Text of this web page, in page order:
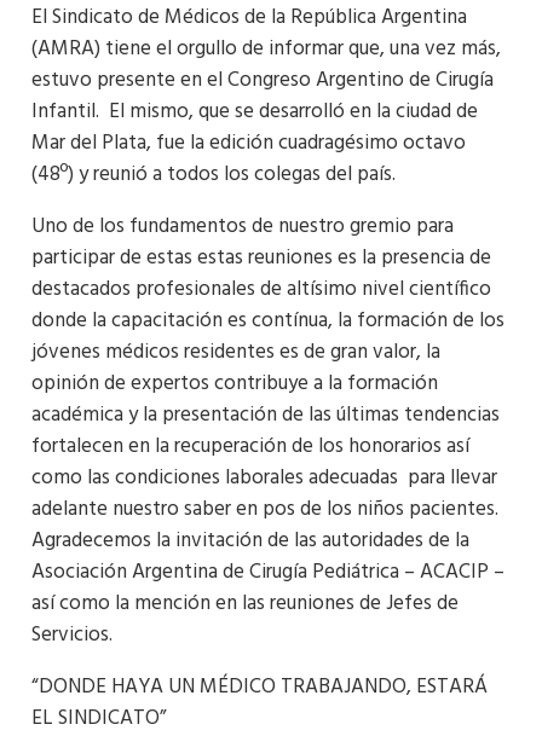
El Sindicato de Médicos de la República Argentina
(AMRA) tiene el orgullo de informar que, una vez más,
estuvo presente en el Congreso Argentino de Cirugía
Infantil. El mismo, que se desarrolló en la ciudad de
Mar del Plata, fue la edición cuadragésimo octavo
(48º) y reunió a todos los colegas del país.
Uno de los fundamentos de nuestro gremio para
participar de estas estas reuniones es la presencia de
destacados profesionales de altísimo nivel científico
donde la capacitación es contínua, la formación de los
jóvenes médicos residentes es de gran valor, la
opinión de expertos contribuye a la formación
académica y la presentación de las últimas tendencias
fortalecen en la recuperación de los honorarios así
como las condiciones laborales adecuadas para llevar
adelante nuestro saber en pos de los niños pacientes.
Agradecemos la invitación de las autoridades de la
Asociación Argentina de Cirugía Pediátrica – ACACIP –
así como la mención en las reuniones de Jefes de
Servicios.
“DONDE HAYA UN MÉDICO TRABAJANDO, ESTARÁ
EL SINDICATO”